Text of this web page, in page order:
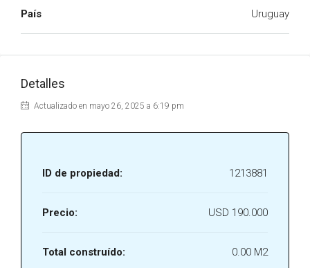
País Uruguay
Detalles
Actualizado en mayo 26, 2025 a 6:19 pm
ID de propiedad: 1213881
Precio: USD 190.000
Total construído: 0.00 M2